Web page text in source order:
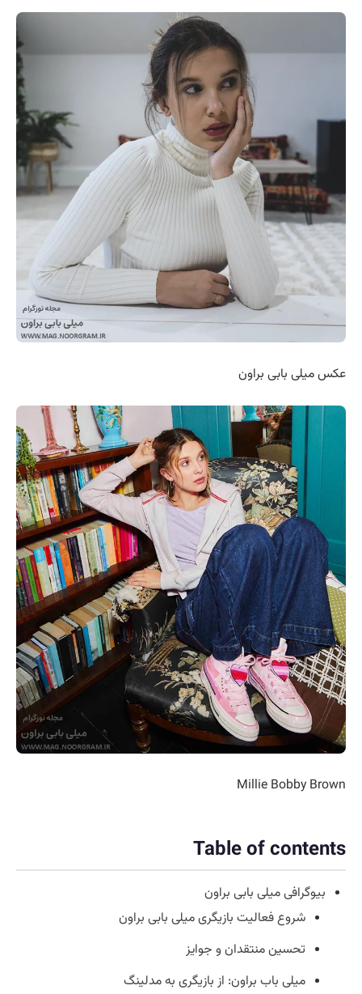
عکس میلی بابی براون
Millie Bobby Brown
Table of contents
بیوگرافی میلی بابی براون
شروع فعالیت بازیگری میلی بابی براون
تحسین منتقدان و جوایز
میلی باب براون: از بازیگری به مدلینگ